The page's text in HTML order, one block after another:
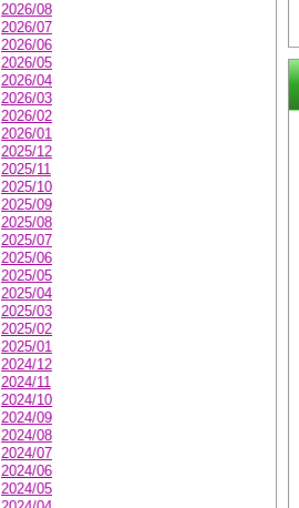
2026/08
2026/07
2026/06
2026/05
2026/04
2026/03
2026/02
2026/01
2025/12
2025/11
2025/10
2025/09
2025/08
2025/07
2025/06
2025/05
2025/04
2025/03
2025/02
2025/01
2024/12
2024/11
2024/10
2024/09
2024/08
2024/07
2024/06
2024/05